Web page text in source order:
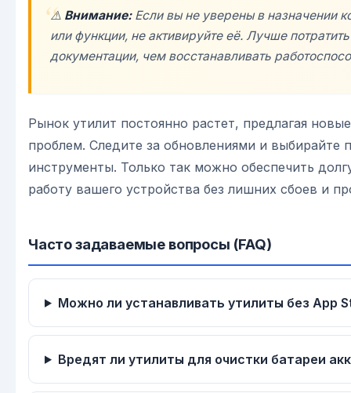
⚠️ Внимание:Если вы не уверены в назначении
или функции, не активируйте её. Лучше
документации, чем восстанавливать
Рынок утилит постоянно растет, предлагая
проблем. Следите за обновлениями и выбирайте
инструменты. Только так можно обеспечить
работу вашего устройства без лишних сбоев и
Часто задаваемые вопросы (FAQ)
Можно ли устанавливать утилиты без App
Вредят ли утилиты для очистки батареи